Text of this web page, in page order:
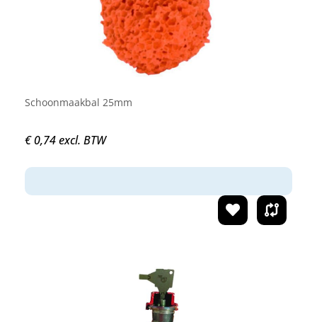
Schoonmaakbal 25mm
€ 0,74 excl. BTW